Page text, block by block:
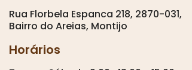
Rua Florbela Espanca 218, 2870-031,
Bairro do Areias, Montijo
Horários